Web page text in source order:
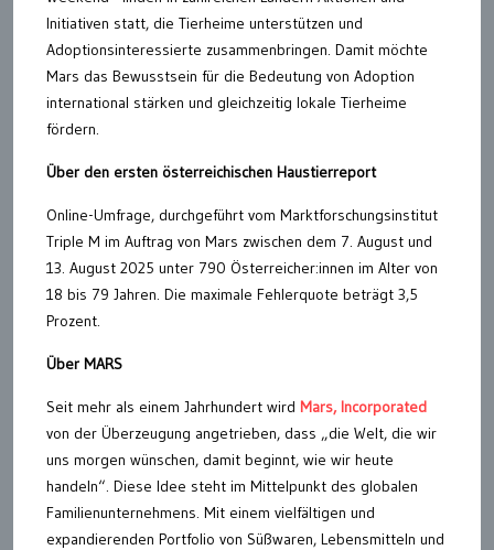
Initiativen statt, die Tierheime unterstützen und
Adoptionsinteressierte zusammenbringen. Damit möchte
Mars das Bewusstsein für die Bedeutung von Adoption
international stärken und gleichzeitig lokale Tierheime
fördern.
Über den ersten österreichischen Haustierreport
Online-Umfrage, durchgeführt vom Marktforschungsinstitut
Triple M im Auftrag von Mars zwischen dem 7. August und
13. August 2025 unter 790 Österreicher:innen im Alter von
18 bis 79 Jahren. Die maximale Fehlerquote beträgt 3,5
Prozent.
Über MARS
Seit mehr als einem Jahrhundert wird Mars, Incorporated
von der Überzeugung angetrieben, dass „die Welt, die wir
uns morgen wünschen, damit beginnt, wie wir heute
handeln“. Diese Idee steht im Mittelpunkt des globalen
Familienunternehmens. Mit einem vielfältigen und
expandierenden Portfolio von Süßwaren, Lebensmitteln und